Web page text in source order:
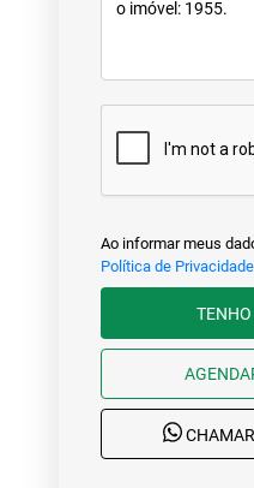
Ao informar meus
Política de Privacidade